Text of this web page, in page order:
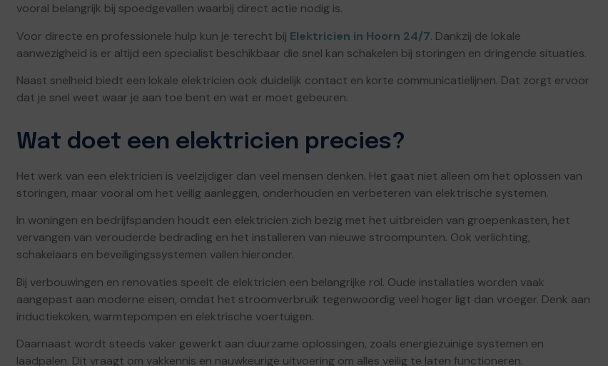
vooral belangrijk bij spoedgevallen waarbij direct actie nodig is.
Voor directe en professionele hulp kun je terecht bij Elektricien in Hoorn 24/7. Dankzij de lokale
aanwezigheid is er altijd een specialist beschikbaar die snel kan schakelen bij storingen en dringende situaties.
Naast snelheid biedt een lokale elektricien ook duidelijk contact en korte communicatielijnen. Dat zorgt ervoor
dat je snel weet waar je aan toe bent en wat er moet gebeuren.
Wat doet een elektricien precies?
Het werk van een elektricien is veelzijdiger dan veel mensen denken. Het gaat niet alleen om het oplossen van
storingen, maar vooral om het veilig aanleggen, onderhouden en verbeteren van elektrische systemen.
In woningen en bedrijfspanden houdt een elektricien zich bezig met het uitbreiden van groepenkasten, het
vervangen van verouderde bedrading en het installeren van nieuwe stroompunten. Ook verlichting,
schakelaars en beveiligingssystemen vallen hieronder.
Bij verbouwingen en renovaties speelt de elektricien een belangrijke rol. Oude installaties worden vaak
aangepast aan moderne eisen, omdat het stroomverbruik tegenwoordig veel hoger ligt dan vroeger. Denk aan
inductiekoken, warmtepompen en elektrische voertuigen.
Daarnaast wordt steeds vaker gewerkt aan duurzame oplossingen, zoals energiezuinige systemen en
laadpalen. Dit vraagt om vakkennis en nauwkeurige uitvoering om alles veilig te laten functioneren.